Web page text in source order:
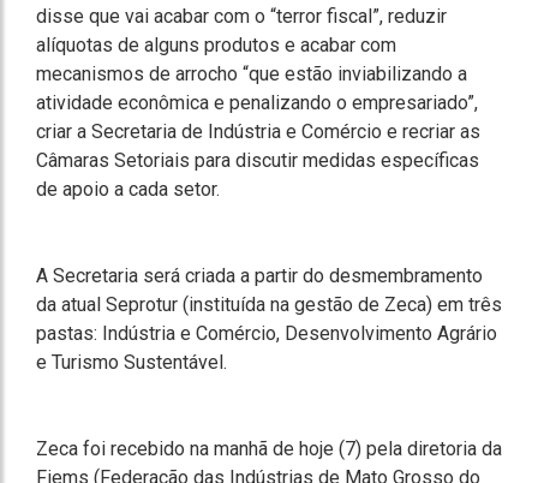
disse que vai acabar com o “terror fiscal”, reduzir
alíquotas de alguns produtos e acabar com
mecanismos de arrocho “que estão inviabilizando a
atividade econômica e penalizando o empresariado”,
criar a Secretaria de Indústria e Comércio e recriar as
Câmaras Setoriais para discutir medidas específicas
de apoio a cada setor.
A Secretaria será criada a partir do desmembramento
da atual Seprotur (instituída na gestão de Zeca) em três
pastas: Indústria e Comércio, Desenvolvimento Agrário
e Turismo Sustentável.
Zeca foi recebido na manhã de hoje (7) pela diretoria da
Fiems (Federação das Indústrias de Mato Grosso do